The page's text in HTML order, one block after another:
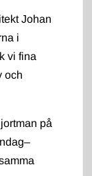
Johan
i
vi fina
och
på